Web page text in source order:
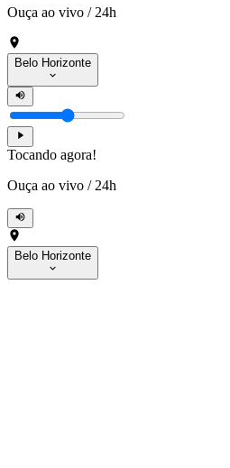
Ouça ao vivo / 24h
Belo Horizonte
Tocando agora!
Ouça ao vivo / 24h
Belo Horizonte